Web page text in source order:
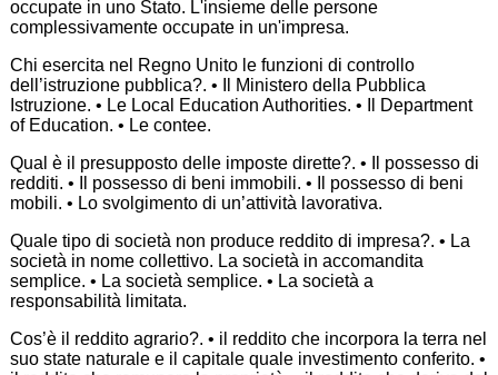
occupate in uno Stato. L'insieme delle persone
complessivamente occupate in un'impresa.
Chi esercita nel Regno Unito le funzioni di controllo
dell’istruzione pubblica?. • Il Ministero della Pubblica
Istruzione. • Le Local Education Authorities. • Il Department
of Education. • Le contee.
Qual è il presupposto delle imposte dirette?. • Il possesso di
redditi. • Il possesso di beni immobili. • Il possesso di beni
mobili. • Lo svolgimento di un’attività lavorativa.
Quale tipo di società non produce reddito di impresa?. • La
società in nome collettivo. La società in accomandita
semplice. • La società semplice. • La società a
responsabilità limitata.
Cos’è il reddito agrario?. • il reddito che incorpora la terra nel
suo state naturale e il capitale quale investimento conferito. •